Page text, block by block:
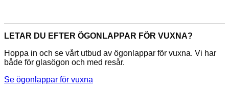
LETAR DU EFTER ÖGONLAPPAR FÖR VUXNA?
Hoppa in och se vårt utbud av ögonlappar för vuxna. Vi har
både för glasögon och med resår.
Se ögonlappar för vuxna